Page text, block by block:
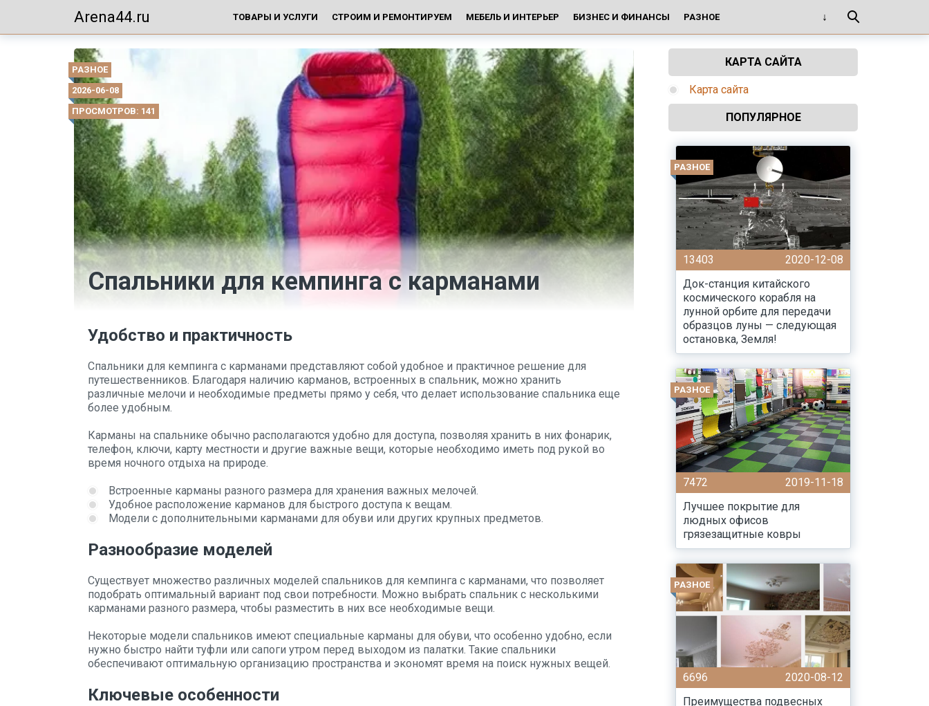
Arena44.ru ТОВАРЫ И УСЛУГИ СТРОИМ И РЕМОНТИРУЕМ МЕБЕЛЬ И ИНТЕРЬЕР БИЗНЕС И ФИНАНСЫ РАЗНОЕ
РАЗНОЕ
2026-06-08
ПРОСМОТРОВ: 141
Спальники для кемпинга с карманами
Удобство и практичность
Спальники для кемпинга с карманами представляют собой удобное и практичное решение для
путешественников. Благодаря наличию карманов, встроенных в спальник, можно хранить
различные мелочи и необходимые предметы прямо у себя, что делает использование спальника еще
более удобным.
Карманы на спальнике обычно располагаются удобно для доступа, позволяя хранить в них фонарик,
телефон, ключи, карту местности и другие важные вещи, которые необходимо иметь под рукой во
время ночного отдыха на природе.
Встроенные карманы разного размера для хранения важных мелочей.
Удобное расположение карманов для быстрого доступа к вещам.
Модели с дополнительными карманами для обуви или других крупных предметов.
Разнообразие моделей
Существует множество различных моделей спальников для кемпинга с карманами, что позволяет
подобрать оптимальный вариант под свои потребности. Можно выбрать спальник с несколькими
карманами разного размера, чтобы разместить в них все необходимые вещи.
Некоторые модели спальников имеют специальные карманы для обуви, что особенно удобно, если
нужно быстро найти туфли или сапоги утром перед выходом из палатки. Такие спальники
обеспечивают оптимальную организацию пространства и экономят время на поиск нужных вещей.
Ключевые особенности
КАРТА САЙТА
Карта сайта
ПОПУЛЯРНОЕ
РАЗНОЕ
13403
2020-12-08
Док-станция китайского
космического корабля на
лунной орбите для передачи
образцов луны — следующая
остановка, Земля!
РАЗНОЕ
7472
2019-11-18
Лучшее покрытие для
людных офисов
грязезащитные ковры
РАЗНОЕ
6696
2020-08-12
Преимущества подвесных